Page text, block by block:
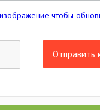
Отправить